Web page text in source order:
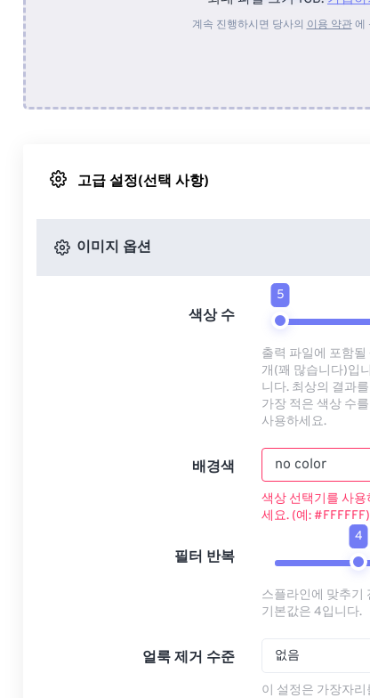
장치에서
계속 진행하시면 당사의 이용 약관에
고급 설정(선택 사항)
이미지 옵션
색상 수
5
출력 파일에 포함
개(꽤 많습니다)입
니다. 최상의 결과
가장 적은 색상 수
사용하세요.
배경색
색상 선택기를 사
세요. (예: #FFFFFF)
필터 반복
4
스플라인에 맞추기
기본값은 4입니다.
얼룩 제거 수준 없음
이 설정은 가장자